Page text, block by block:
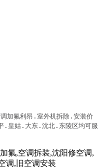
加氟利昂.室外机拆除.安装价
.皇姑.大东.沈北.东陵区均可服
氟,空调拆装,沈阳修空调,
调,旧空调安装